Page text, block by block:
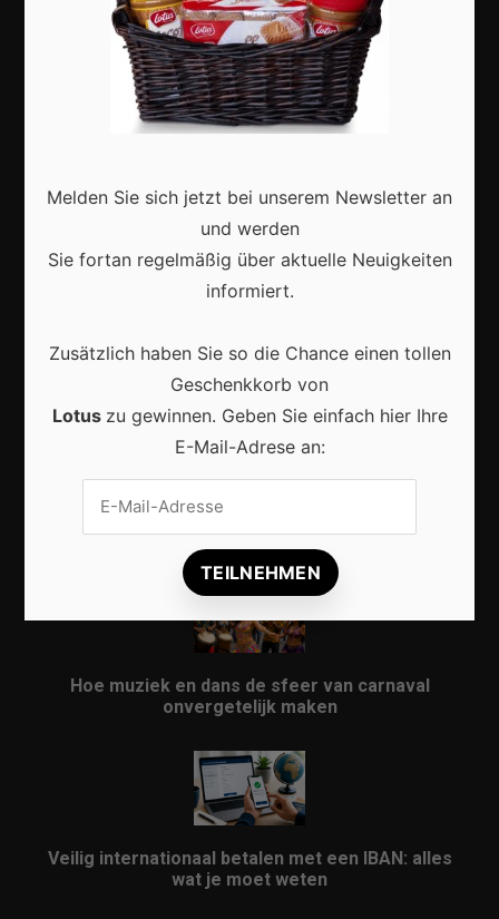
moderne Feierkultur
Karneval in Berlin erleben: Kreativität, Kultur und
Gemeinschaft auf einzigartige Weise entdecken
Vrijwilligers maken van carnaval een onvergetelijk
evenement
Hoe muziek en dans de sfeer van carnaval
onvergetelijk maken
Veilig internationaal betalen met een IBAN: alles
wat je moet weten
Melden Sie sich jetzt bei unserem Newsletter an
und werden
Sie fortan regelmäßig über aktuelle Neuigkeiten
informiert.
Zusätzlich haben Sie so die Chance einen tollen
Geschenkkorb von
Lotus zu gewinnen. Geben Sie einfach hier Ihre
E-Mail-Adrese an: